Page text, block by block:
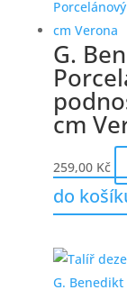
G.
cm
259,00 Kč
do